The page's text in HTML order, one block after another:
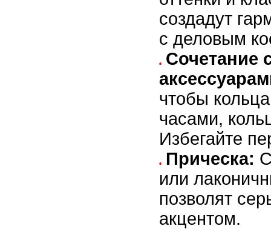
создадут
с деловым
Сочетание
чтобы
часами,
Избегайте
Прическа:
или
позволят
акцентом.